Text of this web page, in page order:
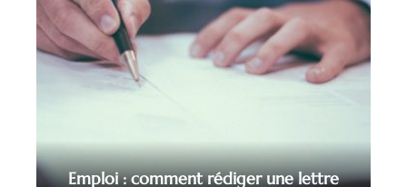
Emploi : comment rédiger une lettre